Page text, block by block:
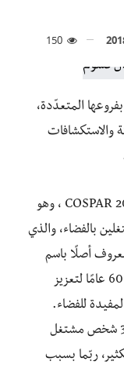
المتعدّدة،
والاستكشافات
في الأسبوع الماضي، شاركتُ في مؤتمر COSPAR 2018 ، وهو
بالفضاء، والذي
أصلًا باسم
لجنة أبحاث الفضاء وكانت قد أنشئت منذ 60 عامًا لتعزيز
للفضاء.
وعادة ما يحضر مؤتمراتها ما يصل إلى 3000 شخص مشتغل
ربّما بسبب